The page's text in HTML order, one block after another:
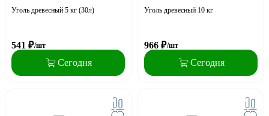
Уголь древесный 5 кг (30л)
541 ₽/шт
Сегодня
Уголь древесный 10 кг
966 ₽/шт
Сегодня